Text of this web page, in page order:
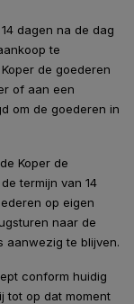
dagen na de dag
te
de goederen
of aan een
om de goederen in
Koper de
termijn van 14
op eigen
naar de
aanwezig te blijven.
conform huidig
tot op dat moment